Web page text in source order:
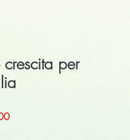
crescita per
Sale